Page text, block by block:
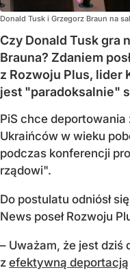
Donald Tusk i Grzegorz Braun na
Czy Donald Tusk gra
Brauna? Zdaniem
z Rozwoju Plus, lider
jest "paradoksalnie"
PiS chce
Ukraińców w wieku
podczas konferencji
rządowi".
Do postulatu odniósł
News poseł Rozwoju
– Uważam, że jest
z efektywną deportacją